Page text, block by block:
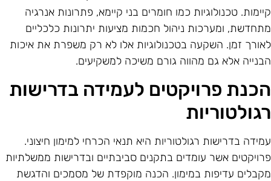
טכנולוגיות כמו חומרים בני קיימא, פתרונות אנרגיה
ומערכות ניהול חכמות מציעות יתרונות כלכליים
זמן. השקעה בטכנולוגיות אלו לא רק משפרת את איכות
אלא גם מהווה גורם משיכה למשקיעים.
פרויקטים לעמידה בדרישות
בדרישות רגולטוריות היא תנאי הכרחי למימון חיצוני.
אשר עומדים בתקנים סביבתיים ובדרישות ממשלתיות
עדיפות במימון. הכנה מוקפדת של מסמכים והדגשת